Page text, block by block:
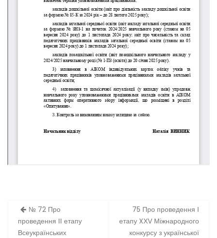
Навігація
записів
№ 72 Про
проведення ІІ етапу
Всеукраїнських
75 Про проведення І
етапу XХV Міжнародного
конкурсу з української